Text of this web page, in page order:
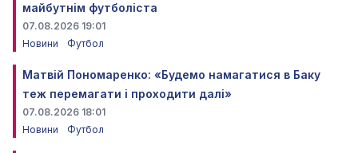
майбутнім футболіста
07.08.2026 19:01
Новини
Футбол
Матвій Пономаренко: «Будемо намагатися в Баку
теж перемагати і проходити далі»
07.08.2026 18:01
Новини
Футбол